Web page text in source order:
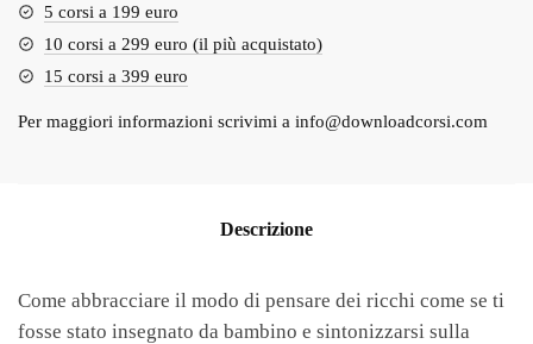
5 corsi a 199 euro
10 corsi a 299 euro (il più acquistato)
15 corsi a 399 euro
Per maggiori informazioni scrivimi a info@downloadcorsi.com
Descrizione
Come abbracciare il modo di pensare dei ricchi come se ti
fosse stato insegnato da bambino e sintonizzarsi sulla